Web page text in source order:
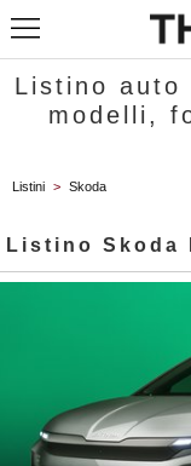
Listino auto
modelli,
Listini > Skoda
Listino Skoda